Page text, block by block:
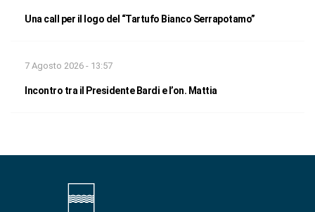
Una call per il logo del “Tartufo Bianco Serrapotamo”
7 Agosto 2026 - 13:57
Incontro tra il Presidente Bardi e l’on. Mattia